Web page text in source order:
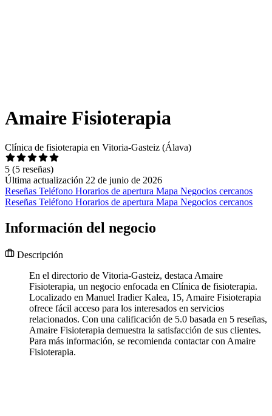
Amaire Fisioterapia
Clínica de fisioterapia en Vitoria-Gasteiz (Álava)
5 (5 reseñas)
Última actualización 22 de junio de 2026
Reseñas Teléfono Horarios de apertura Mapa Negocios cercanos
Reseñas Teléfono Horarios de apertura Mapa Negocios cercanos
Información del negocio
Descripción
En el directorio de Vitoria-Gasteiz, destaca Amaire
Fisioterapia, un negocio enfocada en Clínica de fisioterapia.
Localizado en Manuel Iradier Kalea, 15, Amaire Fisioterapia
ofrece fácil acceso para los interesados en servicios
relacionados. Con una calificación de 5.0 basada en 5 reseñas,
Amaire Fisioterapia demuestra la satisfacción de sus clientes.
Para más información, se recomienda contactar con Amaire
Fisioterapia.